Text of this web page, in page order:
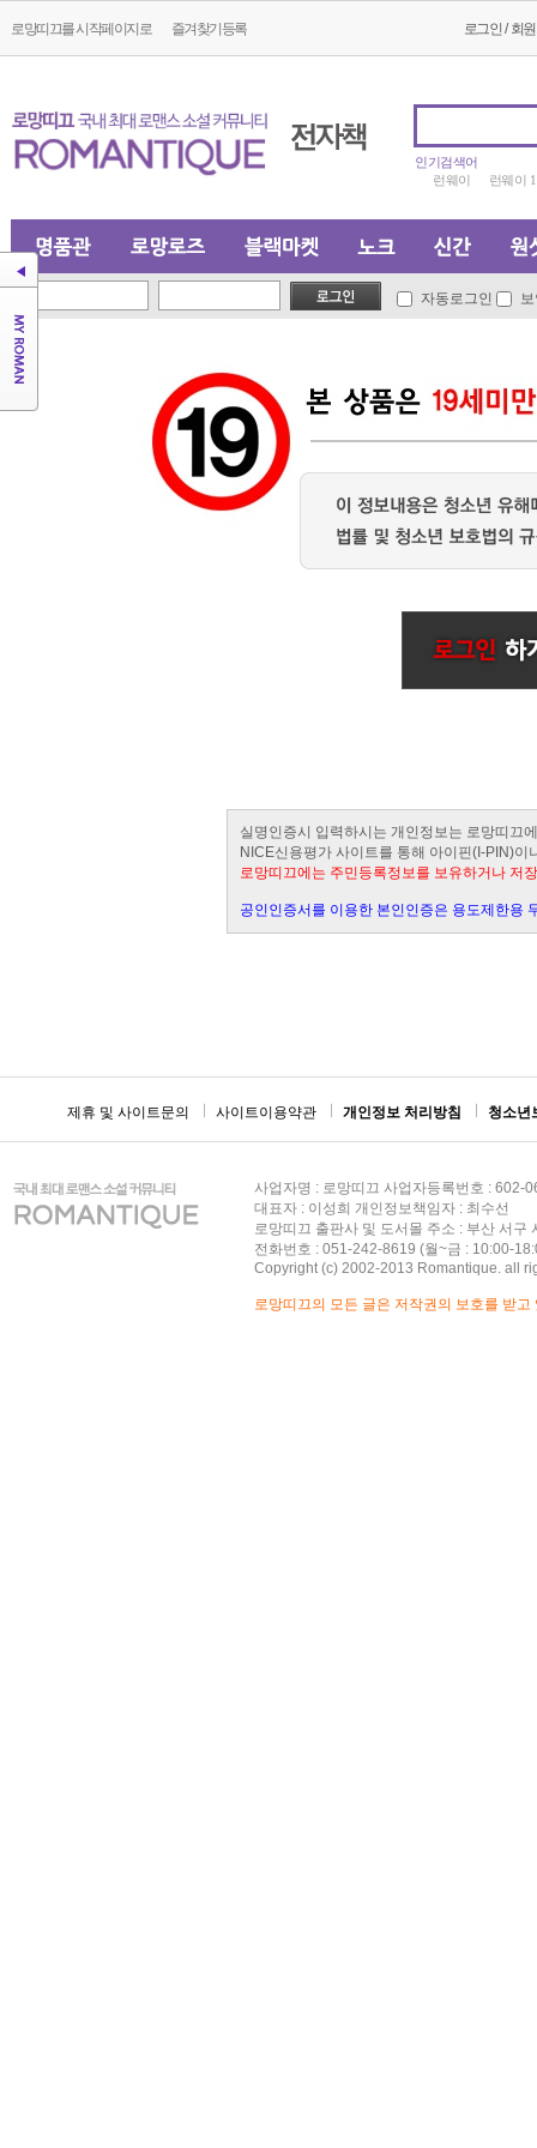
로망띠끄를 시작페이지로 즐겨찾기등록 로그인 /회
인기검색어
런웨이
런웨이
자동로그인
실명인증시 입력하시는 개인정보는 로망띠끄
NICE신용평가 사이트를 통해 아이핀(I-PIN)
로망띠끄에는 주민등록정보를 보유하거나 저
공인인증서를 이용한 본인인증은 용도제한용
제휴 및 사이트문의 사이트이용약관 개인정보 처리방침 청소년
사업자명 : 로망띠끄 사업자등록번호 : 602-
대표자 : 이성희 개인정보책임자 : 최수선
로망띠끄 출판사 및 도서몰 주소 : 부산 서
전화번호 : 051-242-8619 (월~금 : 10:00-
Copyright (c) 2002-2013 Romantique. all
로망띠끄의 모든 글은 저작권의 보호를 받